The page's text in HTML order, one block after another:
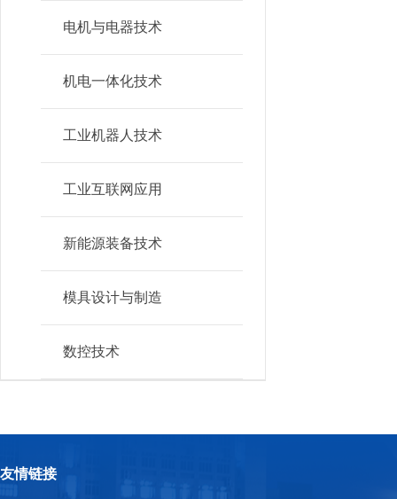
电机与电器技术
机电一体化技术
工业机器人技术
工业互联网应用
新能源装备技术
模具设计与制造
数控技术
友情链接